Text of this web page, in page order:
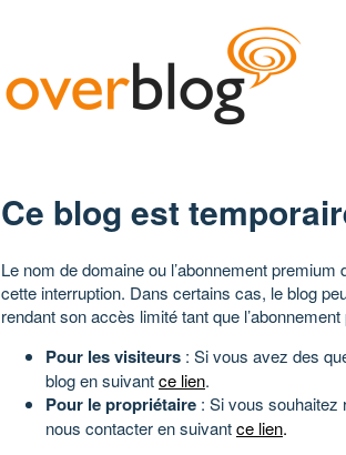
Ce blog est
Le nom de domaine ou l’abonnement
cette interruption. Dans certains cas, le blog
rendant son accès limité tant que
Pour les visiteurs : Si vous avez des
blog en suivantce lien.
Pour le propriétaire : Si vous souhaitez
nous contacter en suivantce lien.